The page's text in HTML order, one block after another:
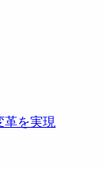
革を実現